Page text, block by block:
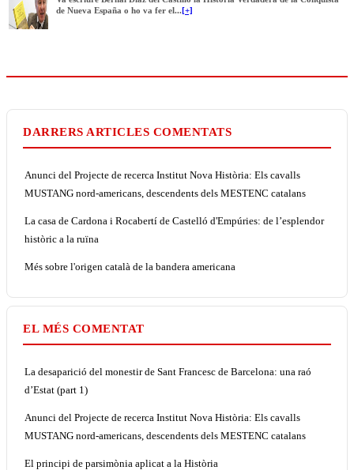
de Nueva España o ho va fer el...[+]
DARRERS ARTICLES COMENTATS
Anunci del Projecte de recerca Institut Nova Història: Els cavalls
MUSTANG nord-americans, descendents dels MESTENC catalans
La casa de Cardona i Rocabertí de Castelló d'Empúries: de l’esplendor
històric a la ruïna
Més sobre l'origen català de la bandera americana
EL MÉS COMENTAT
La desaparició del monestir de Sant Francesc de Barcelona: una raó
d’Estat (part 1)
Anunci del Projecte de recerca Institut Nova Història: Els cavalls
MUSTANG nord-americans, descendents dels MESTENC catalans
El principi de parsimònia aplicat a la Història